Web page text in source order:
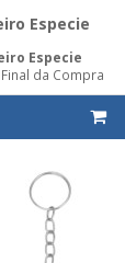
Especie
Especie
da Compra